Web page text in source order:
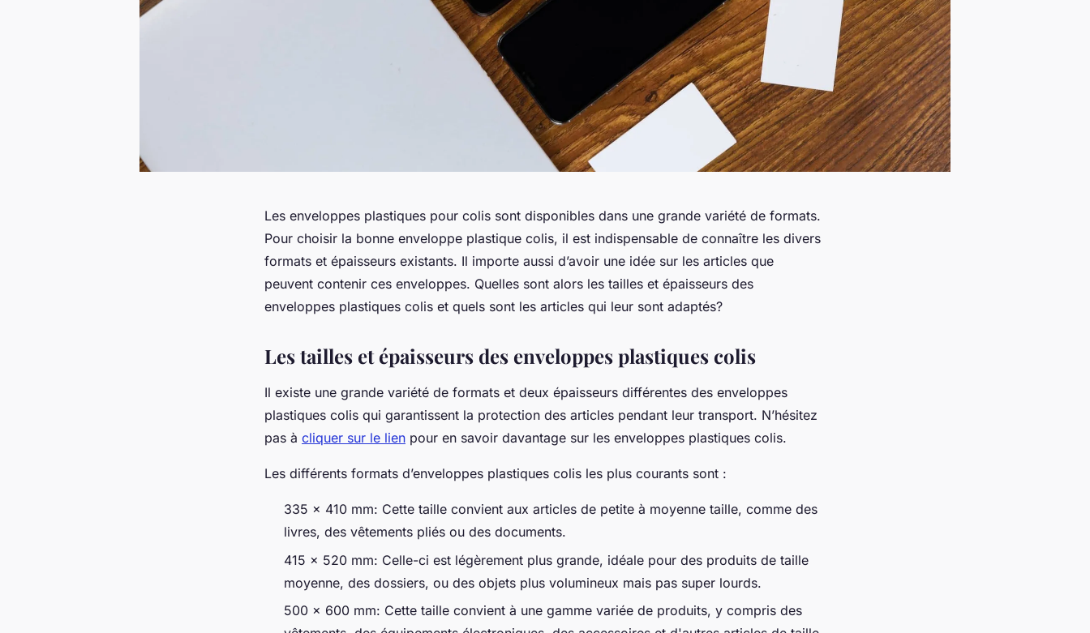
Les enveloppes plastiques pour colis sont disponibles dans une grande variété de formats.
Pour choisir la bonne enveloppe plastique colis, il est indispensable de connaître les divers
formats et épaisseurs existants. Il importe aussi d’avoir une idée sur les articles que
peuvent contenir ces enveloppes. Quelles sont alors les tailles et épaisseurs des
enveloppes plastiques colis et quels sont les articles qui leur sont adaptés?
Les tailles et épaisseurs des enveloppes plastiques colis
Il existe une grande variété de formats et deux épaisseurs différentes des enveloppes
plastiques colis qui garantissent la protection des articles pendant leur transport. N’hésitez
pas à cliquer sur le lien pour en savoir davantage sur les enveloppes plastiques colis.
Les différents formats d’enveloppes plastiques colis les plus courants sont :
335 x 410 mm: Cette taille convient aux articles de petite à moyenne taille, comme des
livres, des vêtements pliés ou des documents.
415 x 520 mm: Celle-ci est légèrement plus grande, idéale pour des produits de taille
moyenne, des dossiers, ou des objets plus volumineux mais pas super lourds.
500 x 600 mm: Cette taille convient à une gamme variée de produits, y compris des